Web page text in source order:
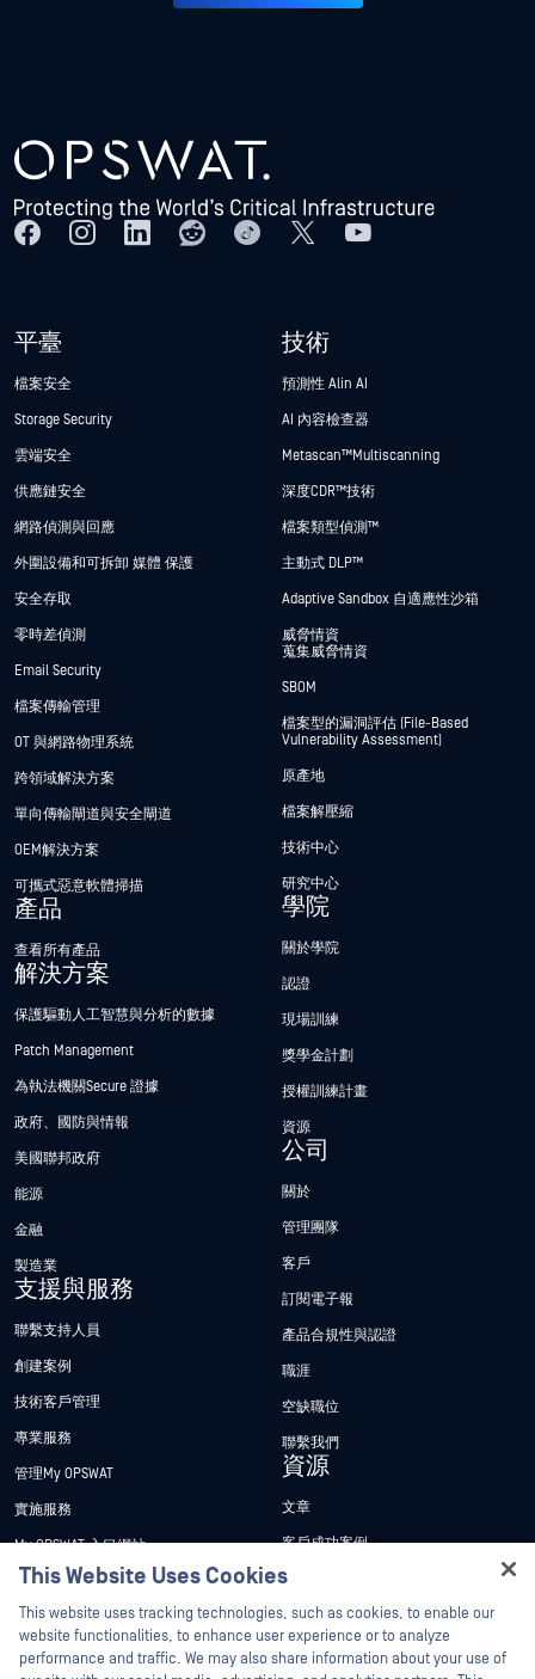
平臺
檔案安全
Storage Security
雲端安全
供應鏈安全
網路偵測與回應
外圍設備和可拆卸 媒體 保護
安全存取
零時差偵測
Email Security
檔案傳輸管理
OT 與網路物理系統
跨領域解決方案
單向傳輸閘道與安全閘道
OEM解決方案
可攜式惡意軟體掃描
產品
查看所有產品
解決方案
保護驅動人工智慧與分析的數據
Patch Management
為執法機關Secure 證據
政府、國防與情報
美國聯邦政府
能源
金融
製造業
支援與服務
聯繫支持人員
創建案例
技術客戶管理
專業服務
管理My OPSWAT
實施服務
My OPSWAT 入口網站
技術檔案
訓練
漏洞通報計畫
技術
預測性 Alin AI
AI 內容檢查器
Metascan™ Multiscanning
深度CDR™技術
檔案類型偵測™
主動式 DLP™
Adaptive Sandbox 自適應性沙箱
威脅情資
蒐集威脅情資
SBOM
檔案型的漏洞評估 (File-Based
Vulnerability Assessment)
原產地
檔案解壓縮
技術中心
研究中心
學院
關於學院
認證
現場訓練
獎學金計劃
授權訓練計畫
資源
公司
關於
管理團隊
客戶
訂閱電子報
產品合規性與認證
職涯
空缺職位
聯繫我們
資源
文章
客戶成功案例
新聞稿
新聞報導
This Website Uses Cookies
This website uses tracking technologies, such as cookies, to enable our
website functionalities, to enhance user experience or to analyze
performance and traffic. We may also share information about your use of
Hey there!
I'm Ozzy, your OPSWAT virtual assistant.
How can I help you secure what's critical